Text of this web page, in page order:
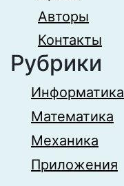
Авторы
Контакты
Рубрики
Информатика
Математика
Механика
Приложения